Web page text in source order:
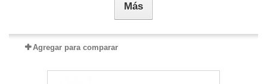
Más
Agregar para comparar